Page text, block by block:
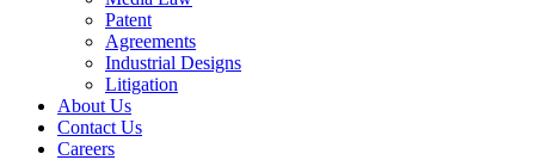
Patent
Agreements
Industrial Designs
Litigation
About Us
Contact Us
Careers